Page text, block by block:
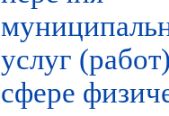
услуг
сфере